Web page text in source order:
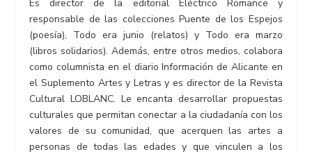
Es director de la editorial Eléctrico Romance y
responsable de las colecciones Puente de los Espejos
(poesía), Todo era junio (relatos) y Todo era marzo
(libros solidarios). Además, entre otros medios, colabora
como columnista en el diario Información de Alicante en
el Suplemento Artes y Letras y es director de la Revista
Cultural LOBLANC. Le encanta desarrollar propuestas
culturales que permitan conectar a la ciudadanía con los
valores de su comunidad, que acerquen las artes a
personas de todas las edades y que vinculen a los